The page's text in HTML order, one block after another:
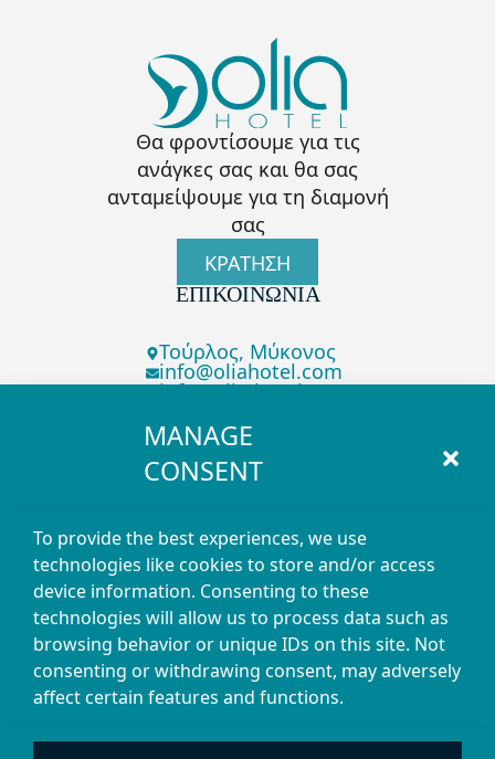
MANAGE
CONSENT
To provide the best experiences, we use
technologies like cookies to store and/or access
device information. Consenting to these
technologies will allow us to process data such as
browsing behavior or unique IDs on this site. Not
consenting or withdrawing consent, may adversely
affect certain features and functions.
Θα φροντίσουμε για τις
ανάγκες σας και θα σας
ανταμείψουμε για τη διαμονή
σας
ΚΡΑΤΗΣΗ
ΕΠΙΚΟΙΝΩΝΊΑ
Τούρλος, Μύκονος
info@oliahotel.com
info@olia-hotel.com
Facebook
ΣΥΝΔΕΣΜΟΙ
Covid-19 Update
Πολιτική Cookie
ΜΗΤΕ: 1173K013A0316500